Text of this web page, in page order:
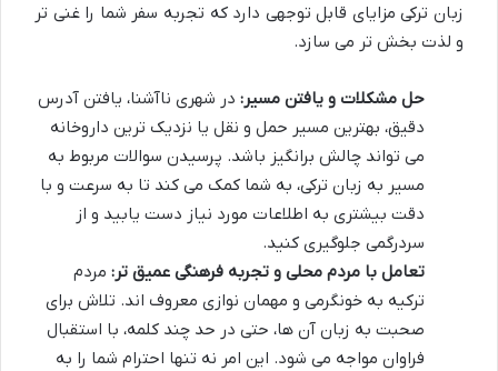
زبان ترکی مزایای قابل توجهی دارد که تجربه سفر شما را غنی تر
و لذت بخش تر می سازد.
حل مشکلات و یافتن مسیر: در شهری ناآشنا، یافتن آدرس
دقیق، بهترین مسیر حمل و نقل یا نزدیک ترین داروخانه
می تواند چالش برانگیز باشد. پرسیدن سوالات مربوط به
مسیر به زبان ترکی، به شما کمک می کند تا به سرعت و با
دقت بیشتری به اطلاعات مورد نیاز دست یابید و از
سردرگمی جلوگیری کنید.
تعامل با مردم محلی و تجربه فرهنگی عمیق تر: مردم
ترکیه به خونگرمی و مهمان نوازی معروف اند. تلاش برای
صحبت به زبان آن ها، حتی در حد چند کلمه، با استقبال
فراوان مواجه می شود. این امر نه تنها احترام شما را به